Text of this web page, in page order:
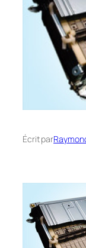
Écrit par